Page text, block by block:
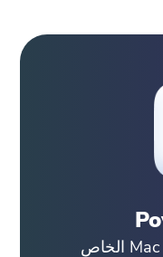
قم بتنظيف وتسريع جهاز Mac الخاص